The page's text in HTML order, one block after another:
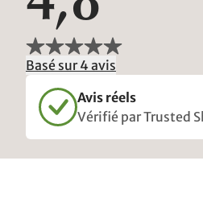
Basé sur 4 avis
Avis réels
Vérifié par Trusted